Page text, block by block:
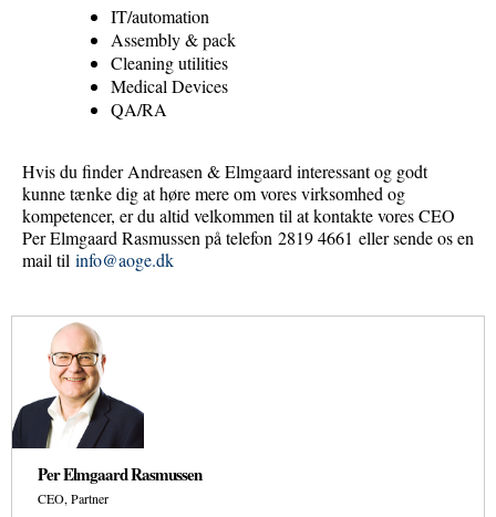
IT/automation
Assembly & pack
Cleaning utilities
Medical Devices
QA/RA
Hvis du finder Andreasen & Elmgaard interessant og godt
kunne tænke dig at høre mere om vores virksomhed og
kompetencer, er du altid velkommen til at kontakte vores CEO
Per Elmgaard Rasmussen på telefon 2819 4661 eller sende os en
mail til info@aoge.dk
Per Elmgaard Rasmussen
CEO, Partner